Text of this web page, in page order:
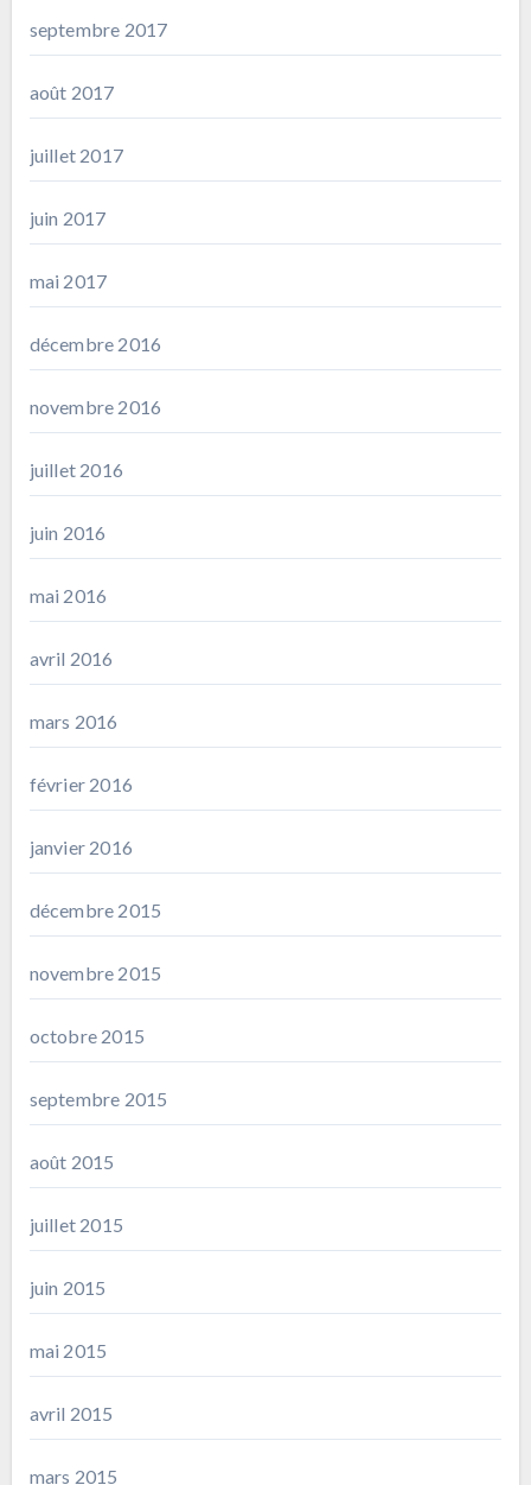
septembre 2017
août 2017
juillet 2017
juin 2017
mai 2017
décembre 2016
novembre 2016
juillet 2016
juin 2016
mai 2016
avril 2016
mars 2016
février 2016
janvier 2016
décembre 2015
novembre 2015
octobre 2015
septembre 2015
août 2015
juillet 2015
juin 2015
mai 2015
avril 2015
mars 2015